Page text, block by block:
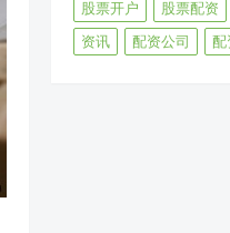
股票开户
股票配资
资讯
配资公司 配